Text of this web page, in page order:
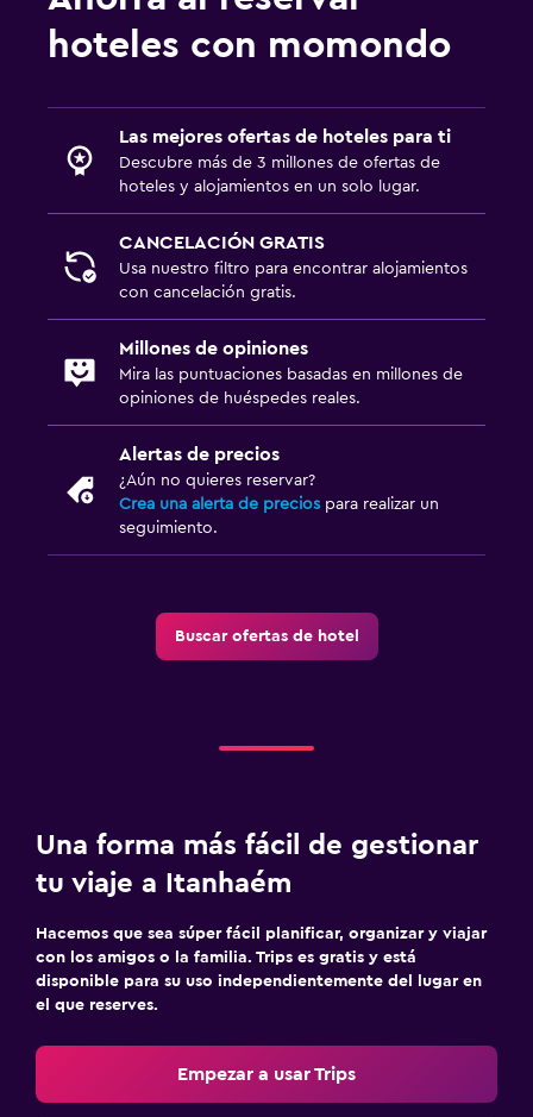
hoteles con momondo
Las mejores ofertas de hoteles para ti
Descubre más de 3 millones de ofertas de
hoteles y alojamientos en un solo lugar.
CANCELACIÓN GRATIS
Usa nuestro filtro para encontrar alojamientos
con cancelación gratis.
Millones de opiniones
Mira las puntuaciones basadas en millones de
opiniones de huéspedes reales.
Alertas de precios
¿Aún no quieres reservar?
Crea una alerta de precios para realizar un
seguimiento.
Buscar ofertas de hotel
Una forma más fácil de gestionar
tu viaje a Itanhaém
Hacemos que sea súper fácil planificar, organizar y viajar
con los amigos o la familia. Trips es gratis y está
disponible para su uso independientemente del lugar en
el que reserves.
Empezar a usar Trips